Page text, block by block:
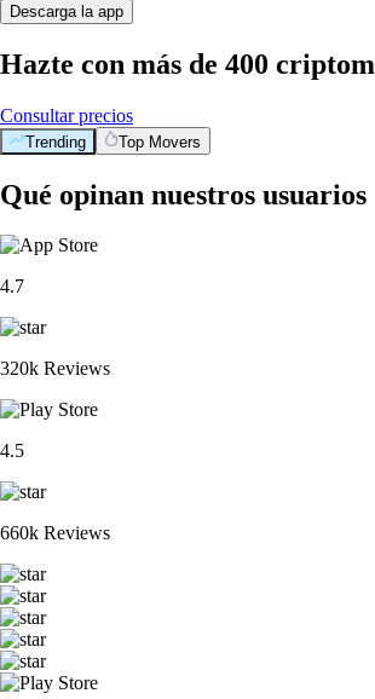
Descarga la app
Hazte con más de 400
Consultar precios
Trending Top Movers
Qué opinan nuestros usuarios
4.7
320k Reviews
4.5
660k Reviews